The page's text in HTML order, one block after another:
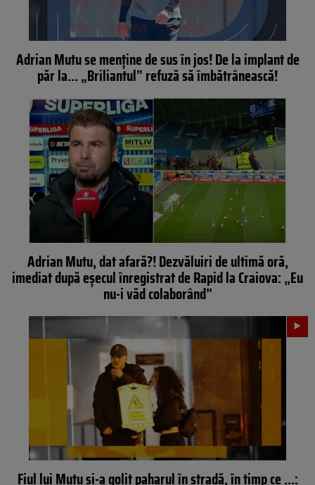
Adrian Mutu se menţine de sus în jos! De la implant de
păr la… „Briliantul” refuză să îmbătrânească!
Adrian Mutu, dat afară?! Dezvăluiri de ultimă oră,
imediat după eșecul înregistrat de Rapid la Craiova: „Eu
nu-i văd colaborând”
Fiul lui Mutu și-a golit paharul în stradă, în timp ce …: